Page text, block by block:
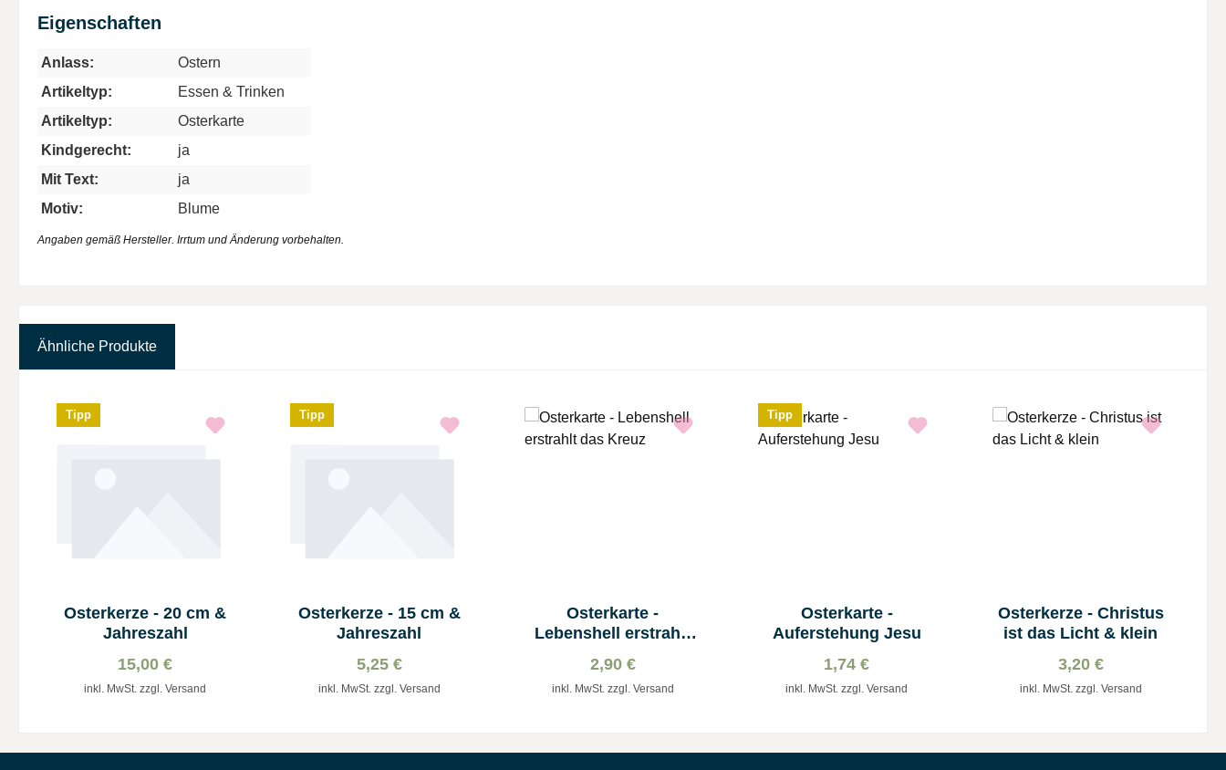
Eigenschaften
Anlass:
Ostern
Artikeltyp:
Essen & Trinken
Artikeltyp:
Osterkarte
Kindgerecht:
ja
Mit Text:
ja
Motiv:
Blume
Angaben gemäß Hersteller. Irrtum und Änderung vorbehalten.
Ähnliche Produkte
Tipp
Osterkerze - 20 cm &
Jahreszahl
15,00 €
inkl. MwSt. zzgl. Versand
Tipp
Osterkerze - 15 cm &
Jahreszahl
5,25 €
inkl. MwSt. zzgl. Versand
Osterkarte -
Lebenshell erstrahlt
2,90 €
inkl. MwSt. zzgl. Versand
Tipp
Osterkarte -
Auferstehung Jesu
1,74 €
inkl. MwSt. zzgl. Versand
Osterkerze - Christus
ist das Licht & klein
3,20 €
inkl. MwSt. zzgl. Versand